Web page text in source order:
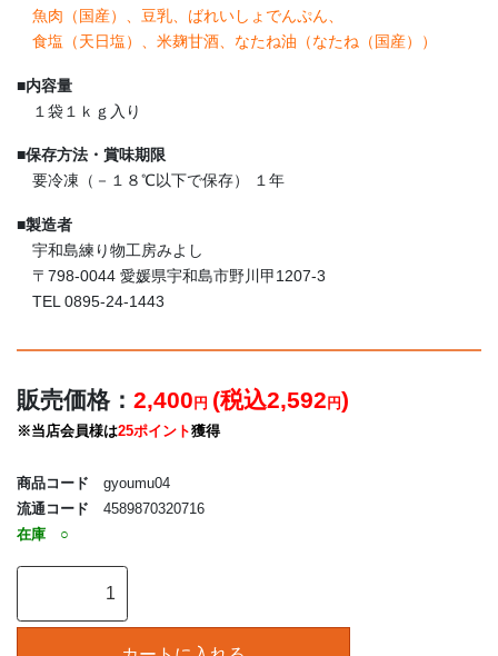
魚肉（国産）、豆乳、ばれいしょでんぷん、
食塩（天日塩）、米麹甘酒、なたね油（なたね（国産））
■内容量
１袋１ｋｇ入り
■保存方法・賞味期限
要冷凍（－１８℃以下で保存） １年
■製造者
宇和島練り物工房みよし
〒798-0044 愛媛県宇和島市野川甲1207-3
TEL 0895-24-1443
販売価格： 2,400 円 (税込2,592 円)
※当店会員様は25ポイント獲得
商品コード gyoumu04
流通コード 4589870320716
在庫 ○